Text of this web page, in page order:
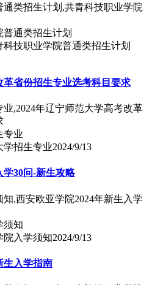
通类招生计划,共青科技职业学院
科技职业学院普通类招生计划
革省份招生专业选考科目要求
,2024年辽宁师范大学高考改革
学招生专业2024/9/13
学30问-新生攻略
,西安欧亚学院2024年新生入学
院入学须知2024/9/13
生入学指南